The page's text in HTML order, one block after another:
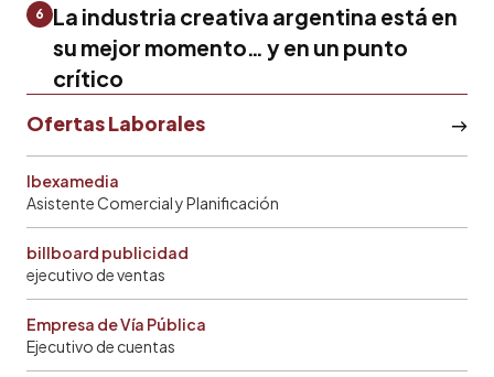
6
La industria creativa argentina está en
su mejor momento… y en un punto
crítico
Ofertas Laborales
Ibexamedia
Asistente Comercial y Planificación
billboard publicidad
ejecutivo de ventas
Empresa de Vía Pública
Ejecutivo de cuentas